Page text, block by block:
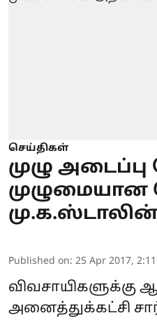
செய்திகள்
முழு
முழுமையான
Published on: 25 Apr 2017,
விவசாயிகளுக்கு
அனைத்துக்கட்சி